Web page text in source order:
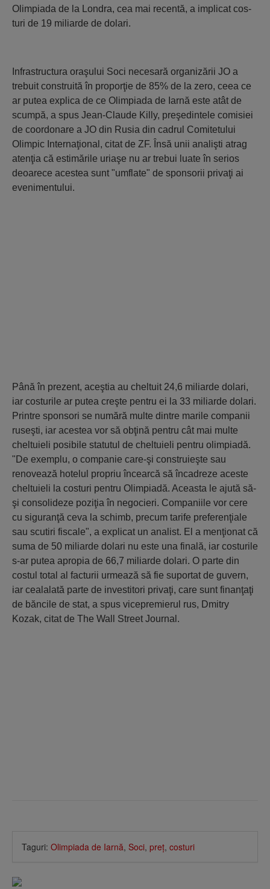
Olimpiada de la Londra, cea mai recentă, a implicat cos­
turi de 19 miliarde de dolari.
Infrastructura oraşului Soci necesară organizării JO a
trebuit construită în proporţie de 85% de la zero, ceea ce
ar putea explica de ce Olimpiada de Iarnă este atât de
scumpă, a spus Jean-Claude Killy, preşedintele comisiei
de coordo­nare a JO din Rusia din cadrul Comite­tului
Olimpic Internaţional, citat de ZF. Însă unii analişti atrag
atenţia că estimările uriaşe nu ar trebui luate în serios
deoarece acestea sunt "umflate" de sponsorii privaţi ai
evenimentului.
Până în prezent, aceştia au cheltuit 24,6 miliarde dolari,
iar costurile ar putea creşte pentru ei la 33 miliarde dolari.
Printre sponsori se numără multe dintre marile companii
ruseşti, iar acestea vor să obţină pentru cât mai multe
cheltuieli posibile statutul de cheltuieli pentru olimpiadă.
"De exemplu, o companie care-şi construieşte sau
renovează hotelul propriu încearcă să încadreze aceste
cheltuieli la costuri pentru Olimpiadă. Aceasta le ajută să-
şi consolideze poziţia în negocieri. Companiile vor cere
cu siguranţă ceva la schimb, precum tarife preferenţiale
sau scutiri fiscale", a explicat un analist. El a menţionat că
suma de 50 miliarde dolari nu este una finală, iar costurile
s-ar putea apropia de 66,7 miliarde dolari. O parte din
costul total al facturii urmează să fie suportat de guvern,
iar cealalată parte de investitori privaţi, care sunt finanţaţi
de băncile de stat, a spus vicepremierul rus, Dmitry
Kozak, citat de The Wall Street Journal.
Taguri: Olimpiada de Iarnă, Soci, preţ, costuri